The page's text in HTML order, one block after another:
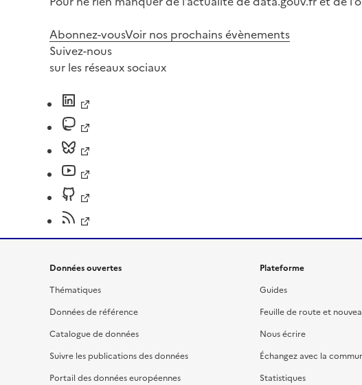
Abonnez-vousVoir nos prochains évènements
Suivez-nous
sur les réseaux sociaux
Données ouvertes
Thématiques
Données de référence
Catalogue de données
Suivre les publications des données
Portail des données européennes
Plateforme
Guides
Feuille de route et
Nous écrire
Échangez avec la
Statistiques